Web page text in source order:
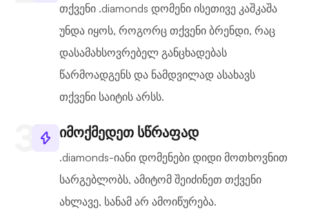
თქვენი .diamonds დომენი ისეთივე კაშკაშა
უნდა იყოს, როგორც თქვენი ბრენდი, რაც
დასამახსოვრებელ განცხადებას
წარმოადგენს და ნამდვილად ასახავს
თქვენი საიტის არსს.
იმოქმედეთ სწრაფად
.diamonds-იანი დომენები დიდი მოთხოვნით
სარგებლობს, ამიტომ შეიძინეთ თქვენი
ახლავე, სანამ არ ამოიწურება.